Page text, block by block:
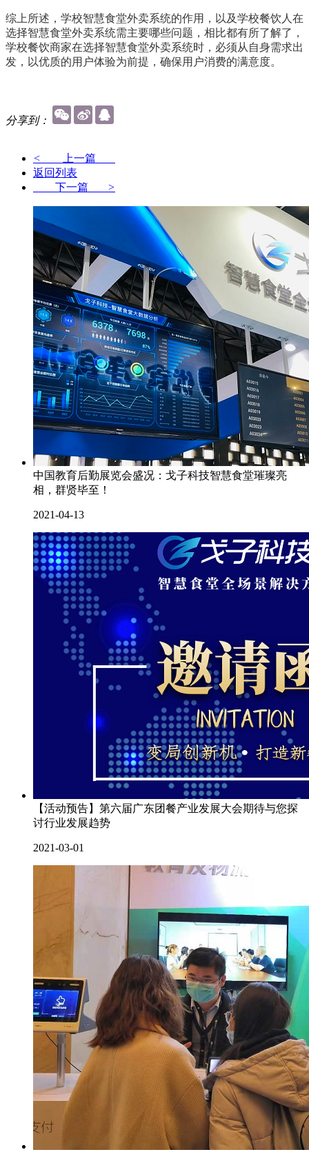
综上所述，学校智慧食堂外卖系统的作用，以及学校餐饮人在
选择智慧食堂外卖系统需主要哪些问题，相比都有所了解了，
学校餐饮商家在选择智慧食堂外卖系统时，必须从自身需求出
发，以优质的用户体验为前提，确保用户消费的满意度。
分享到：
< 上一篇
返回列表
下一篇 >
中国教育后勤展览会盛况：戈子科技智慧食堂璀璨亮
相，群贤毕至！
2021-04-13
【活动预告】第六届广东团餐产业发展大会期待与您探
讨行业发展趋势
2021-03-01